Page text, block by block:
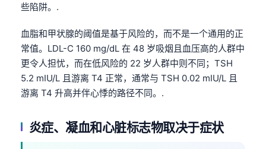
些陷阱。.
血脂和甲状腺的阈值是基于风险的，而不是一个通用的正
常值。LDL-C 160 mg/dL 在 48 岁吸烟且血压高的人群中
更令人担忧，而在低风险的 22 岁人群中则不同；TSH
5.2 mIU/L 且游离 T4 正常，通常与 TSH 0.02 mIU/L 且
游离 T4 升高并伴心悸的路径不同。.
炎症、凝血和心脏标志物取决于症状
Српски језик
Bosanski
Azərbaycan dili
Eesti
日本語
Čeština